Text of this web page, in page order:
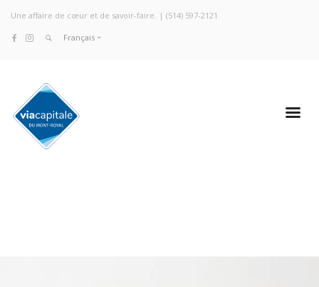
Une affaire de cœur et de savoir-faire. | (514) 597-2121
Français